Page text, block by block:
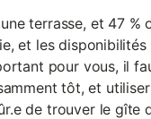
terrasse, et 47 %
et les disponibilités
pour vous, il
tôt, et
de trouver le gîte